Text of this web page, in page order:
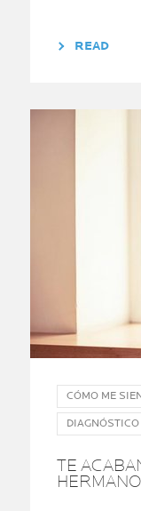
READ
CÓMO ME
DIAGNÓSTICO
TE